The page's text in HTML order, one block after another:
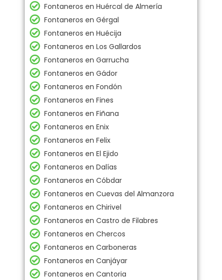
Fontaneros en Huércal de Almería
Fontaneros en Gérgal
Fontaneros en Huécija
Fontaneros en Los Gallardos
Fontaneros en Garrucha
Fontaneros en Gádor
Fontaneros en Fondón
Fontaneros en Fines
Fontaneros en Fiñana
Fontaneros en Enix
Fontaneros en Felix
Fontaneros en El Ejido
Fontaneros en Dalías
Fontaneros en Cóbdar
Fontaneros en Cuevas del Almanzora
Fontaneros en Chirivel
Fontaneros en Castro de Filabres
Fontaneros en Chercos
Fontaneros en Carboneras
Fontaneros en Canjáyar
Fontaneros en Cantoria